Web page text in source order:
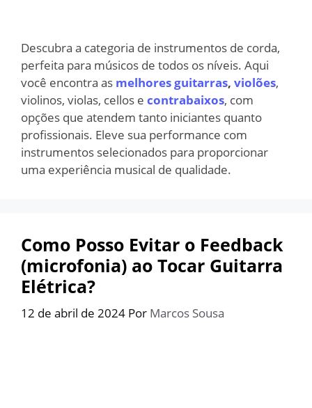
Descubra a categoria de instrumentos de corda,
perfeita para músicos de todos os níveis. Aqui
você encontra as melhores guitarras, violões,
violinos, violas, cellos e contrabaixos, com
opções que atendem tanto iniciantes quanto
profissionais. Eleve sua performance com
instrumentos selecionados para proporcionar
uma experiência musical de qualidade.
Como Posso Evitar o Feedback
(microfonia) ao Tocar Guitarra
Elétrica?
12 de abril de 2024 Por Marcos Sousa